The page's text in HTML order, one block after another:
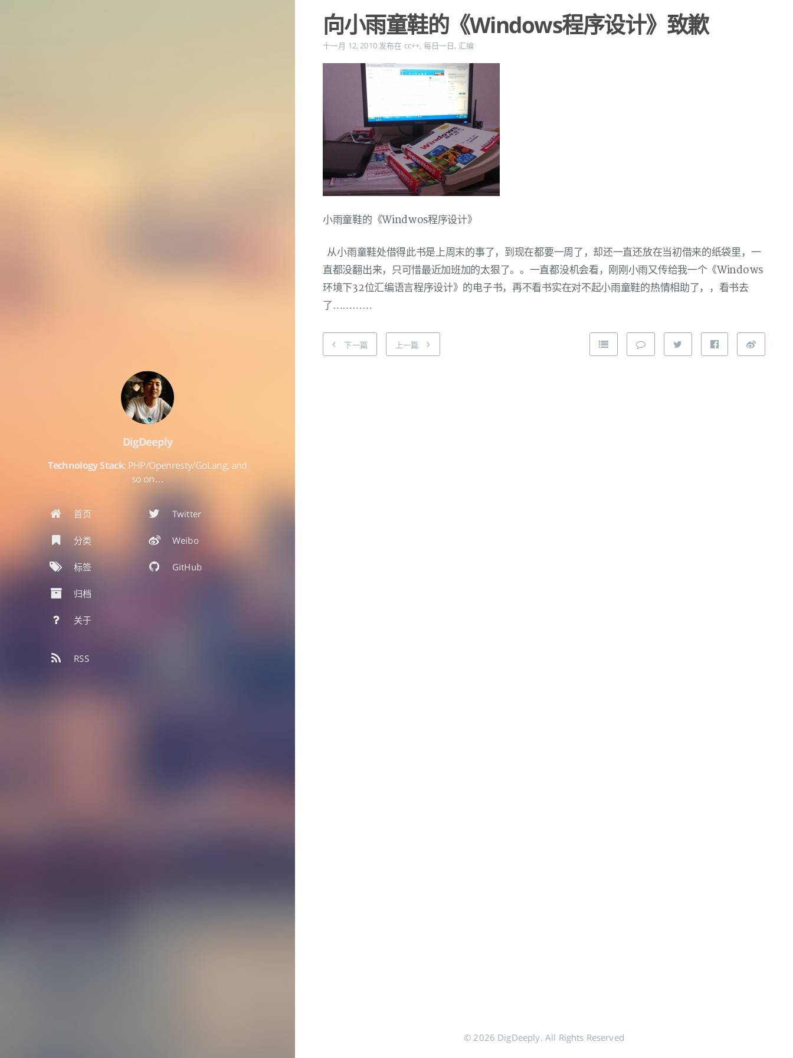
DigDeeply
Technology Stack: PHP/Openresty/GoLang, and
so on…
首页
分类
标签
归档
关于
Twitter
Weibo
GitHub
RSS
向小雨童鞋的《Windows程序设计》致歉
十一月 12, 2010 发布在 cc++, 每日一日, 汇编
小雨童鞋的《Windwos程序设计》
从小雨童鞋处借得此书是上周末的事了，到现在都要一周了，却还一直还放在当初借来的纸袋里，一
直都没翻出来，只可惜最近加班加的太狠了。。一直都没机会看，刚刚小雨又传给我一个《Windows
环境下32位汇编语言程序设计》的电子书，再不看书实在对不起小雨童鞋的热情相助了，，看书去
了…………
下一篇 上一篇
© 2026 DigDeeply. All Rights Reserved